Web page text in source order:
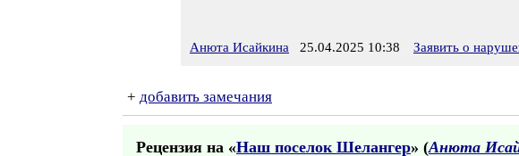
Анюта Исайкина 25.04.2025 10:38 Заявить о
+ добавить замечания
Рецензия на «Наш поселок Шелангер» (Анюта